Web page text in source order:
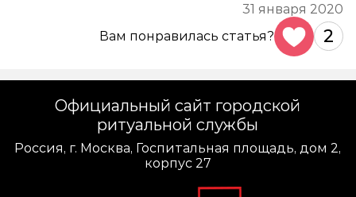
31 января 2020
Вам понравилась статья?
2
Официальный сайт городской
ритуальной службы
Россия, г. Москва, Госпитальная площадь, дом 2,
корпус 27